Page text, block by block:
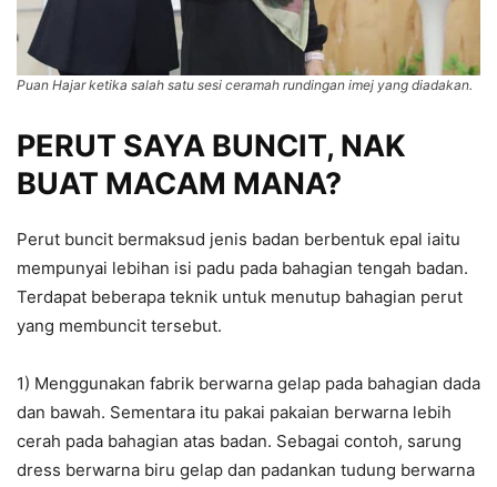
Puan Hajar ketika salah satu sesi ceramah rundingan imej yang diadakan.
PERUT SAYA BUNCIT, NAK
BUAT MACAM MANA?
Perut buncit bermaksud jenis badan berbentuk epal iaitu
mempunyai lebihan isi padu pada bahagian tengah badan.
Terdapat beberapa teknik untuk menutup bahagian perut
yang membuncit tersebut.
1) Menggunakan fabrik berwarna gelap pada bahagian dada
dan bawah. Sementara itu pakai pakaian berwarna lebih
cerah pada bahagian atas badan. Sebagai contoh, sarung
dress berwarna biru gelap dan padankan tudung berwarna